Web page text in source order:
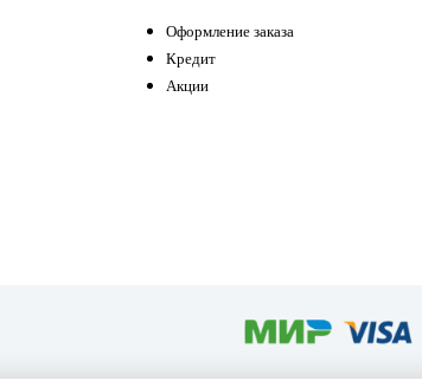
Оформление заказа
Кредит
Акции